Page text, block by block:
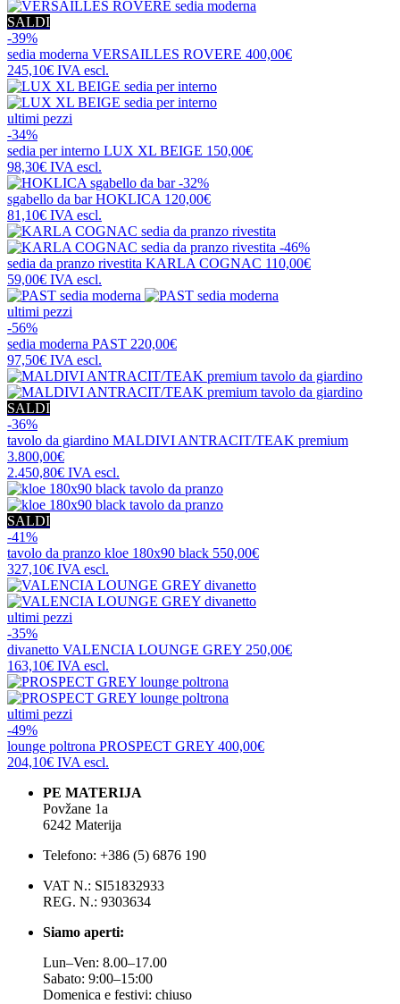
SALDI
-39%
sedia moderna VERSAILLES ROVERE 400,00€
245,10€ IVA escl.
ultimi pezzi
-34%
sedia per interno LUX XL BEIGE 150,00€
98,30€ IVA escl.
-32%
sgabello da barHOKLICA 120,00€
81,10€ IVA escl.
-46%
sedia da pranzo rivestita KARLA COGNAC 110,00€
59,00€ IVA escl.
ultimi pezzi
-56%
sedia moderna PAST 220,00€
97,50€ IVA escl.
SALDI
-36%
tavolo da giardino MALDIVI ANTRACIT/TEAK premium
3.800,00€
2.450,80€ IVA escl.
SALDI
-41%
tavolo da pranzo kloe 180x90 black 550,00€
327,10€ IVA escl.
ultimi pezzi
-35%
divanetto VALENCIA LOUNGE GREY 250,00€
163,10€ IVA escl.
ultimi pezzi
-49%
lounge poltrona PROSPECT GREY 400,00€
204,10€ IVA escl.
PE MATERIJA
Povžane 1a
6242 Materija
Telefono: +386 (5) 6876 190
VAT N.: SI51832933
REG. N.: 9303634
Siamo aperti:
Lun–Ven: 8.00–17.00
Sabato: 9:00–15:00
Domenica e festivi: chiuso